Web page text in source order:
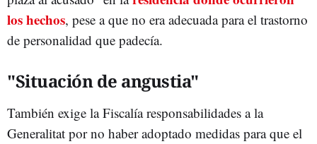
los hechos, pese a que no era adecuada para el trastorno
de personalidad que padecía.
"Situación de angustia"
También exige la Fiscalía responsabilidades a la
Generalitat por no haber adoptado medidas para que el